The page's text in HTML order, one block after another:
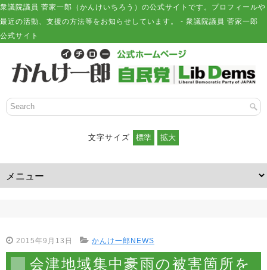
衆議院議員 菅家一郎（かんけいちろう）の公式サイトです。プロフィールや
最近の活動、支援の方法等をお知らせしています。 - 衆議院議員 菅家一郎
公式サイト
文字サイズ
2015年9月13日 かんけ一郎NEWS
会津地域集中豪雨の被害箇所を